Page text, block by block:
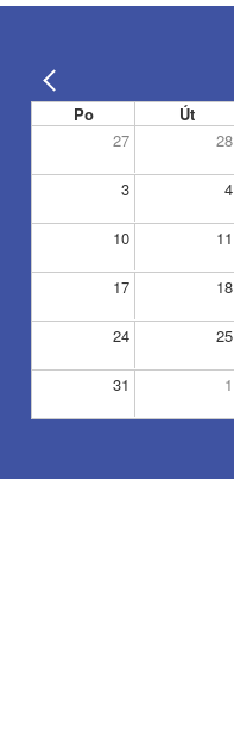
Po Út
27
28
3 4
10 11
17 18
24 25
31 1